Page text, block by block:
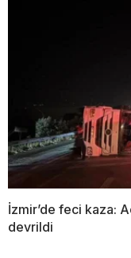
İzmir’de feci kaza:
devrildi